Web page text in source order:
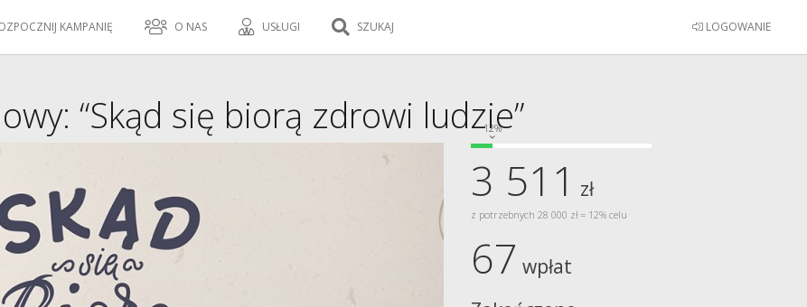
LOGOWANIE
KAMPANIĘ O NAS USŁUGI SZUKAJ
“Skąd się biorą zdrowi ludzie”
12%
3 511 zł
z potrzebnych 28 000 zł = 12% celu
67 wpłat